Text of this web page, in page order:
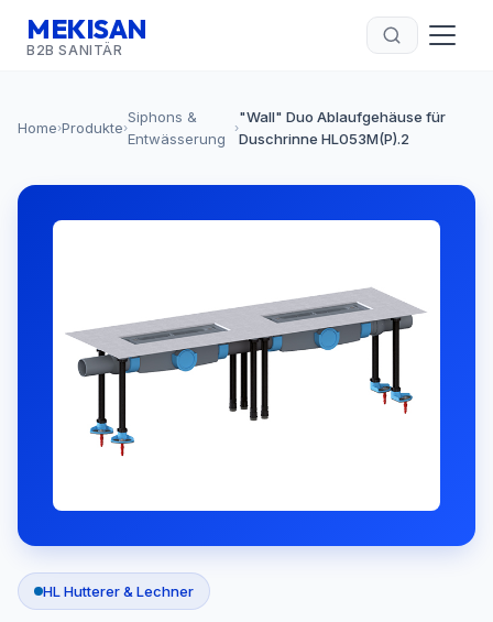
MEKISAN
B2B SANITÄR
Home›Produkte›
Siphons &
Entwässerung
›
"Wall" Duo Ablaufgehäuse für
Duschrinne HL053M(P).2
HL Hutterer & Lechner